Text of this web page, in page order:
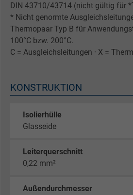
DIN 43710/43714 (nicht gültig für
* Nicht genormte
Thermopaar Typ B für
100°C bzw. 200°C.
C = Ausgleichsleitungen · X =
KONSTRUKTION
Isolierhülle
Glasseide
Leiterquerschnitt
0,22 mm²
Außendurchmesser